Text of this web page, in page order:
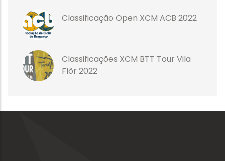
Classificação Open XCM ACB 2022
Classificações XCM BTT Tour Vila
Flôr 2022